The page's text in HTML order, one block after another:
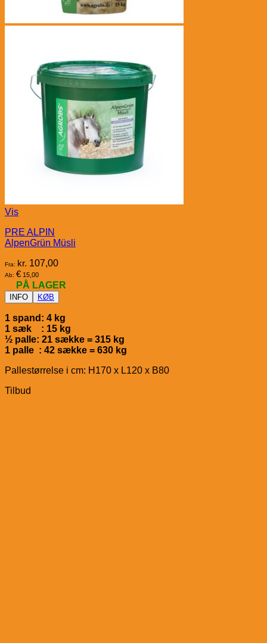
Vis
PRE ALPIN
AlpenGrün Müsli
Fra: kr. 107,00
Ab: € 15,00
PÅ LAGER
INFO KØB
1 spand: 4 kg
1 sæk : 15 kg
½ palle: 21 sække = 315 kg
1 palle : 42 sække = 630 kg
Pallestørrelse i cm: H170 x L120 x B80
Tilbud